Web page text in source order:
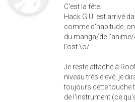
C'est la fête.
Hack G.U. est arrivé
comme d'habitude,
du manga/de l'anime/
l'ost \o/
Je reste attaché à
niveau très élevé, je
toujours cette touche
de l'instrument (ce